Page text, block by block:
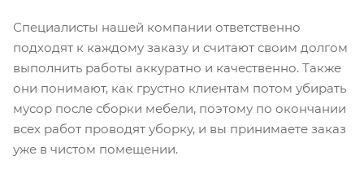
Специалисты нашей компании ответственно
подходят к каждому заказу и считают своим долгом
выполнить работы аккуратно и качественно. Также
они понимают, как грустно клиентам потом убирать
мусор после сборки мебели, поэтому по окончании
всех работ проводят уборку, и вы принимаете заказ
уже в чистом помещении.